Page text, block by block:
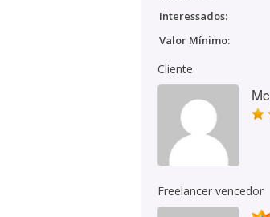
Interessados:
Valor Mínimo:
Cliente
Freelancer vencedor